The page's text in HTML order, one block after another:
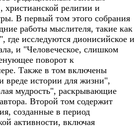
христианской религии и
В первый том этого собрания
работы мыслителя, такие как
где исследуются дионисийское и
и "Человеческое, слишком
поворот к
Также в том включены
вреде истории для жизни",
мудрость", раскрывающие
Второй том содержит
созданные в период
активности, включая